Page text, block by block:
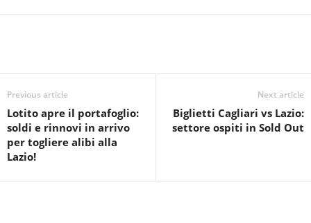
Previous article
Lotito apre il portafoglio:
soldi e rinnovi in arrivo
per togliere alibi alla
Lazio!
Next article
Biglietti Cagliari vs Lazio:
settore ospiti in Sold Out